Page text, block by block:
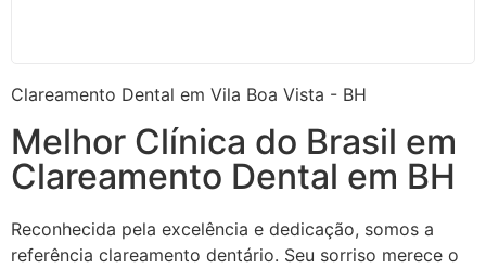
Clareamento Dental em Vila Boa Vista - BH
Melhor Clínica do Brasil em
Clareamento Dental em BH
Reconhecida pela excelência e dedicação, somos a
referência clareamento dentário. Seu sorriso merece o